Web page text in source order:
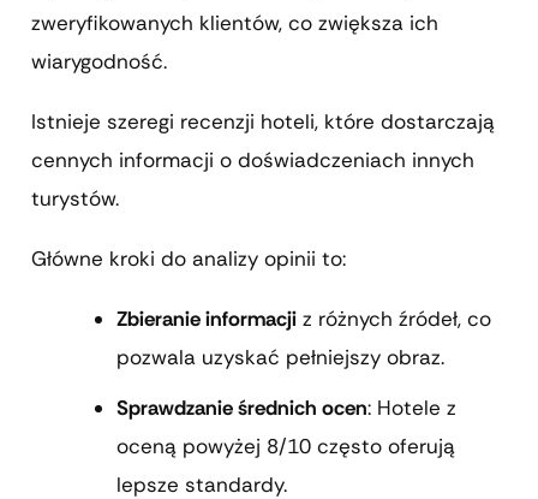
zweryfikowanych klientów, co zwiększa ich
wiarygodność.
Istnieje szeregi recenzji hoteli, które dostarczają
cennych informacji o doświadczeniach innych
turystów.
Główne kroki do analizy opinii to:
Zbieranie informacji z różnych źródeł, co
pozwala uzyskać pełniejszy obraz.
Sprawdzanie średnich ocen: Hotele z
oceną powyżej 8/10 często oferują
lepsze standardy.